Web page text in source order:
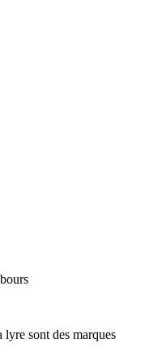
sont des marques